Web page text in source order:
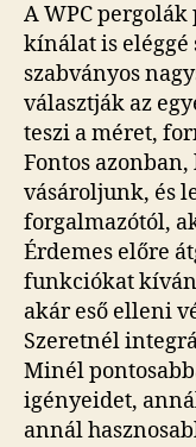
A WPC
kínálat is eléggé
szabványos
választják az
teszi a méret,
Fontos
vásároljunk, és
forgalmazótól,
Érdemes előre
funkciókat
akár eső elleni
Szeretnél
Minél
igényeidet,
annál